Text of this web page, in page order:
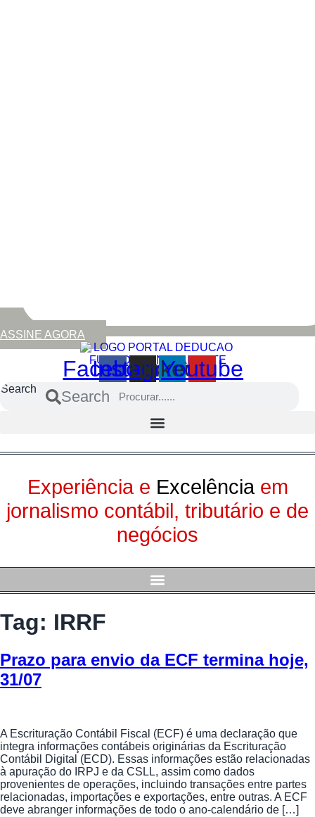
ASSINE AGORA
Facebook
Instagram
Linkedin
Youtube
Search Search
Experiência e Excelência em
jornalismo contábil, tributário e de
negócios
Tag: IRRF
Prazo para envio da ECF termina hoje,
31/07
A Escrituração Contábil Fiscal (ECF) é uma declaração que
integra informações contábeis originárias da Escrituração
Contábil Digital (ECD). Essas informações estão relacionadas
à apuração do IRPJ e da CSLL, assim como dados
provenientes de operações, incluindo transações entre partes
relacionadas, importações e exportações, entre outras. A ECF
deve abranger informações de todo o ano-calendário de […]